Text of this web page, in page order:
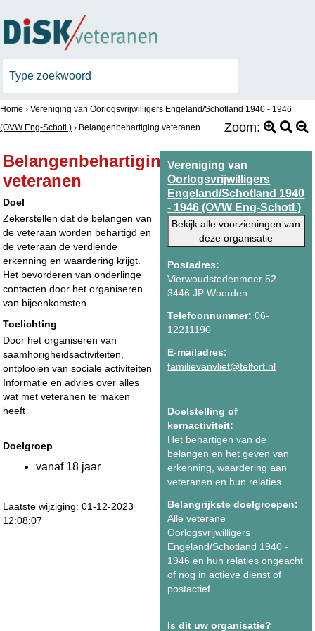
Home › Vereniging van Oorlogsvrijwilligers Engeland/Schotland 1940 - 1946
(OVW Eng-Schotl.) › Belangenbehartiging veteranen Zoom:
Belangenbehartiging
veteranen
Doel
Zekerstellen dat de belangen van
de veteraan worden behartigd en
de veteraan de verdiende
erkenning en waardering krijgt.
Het bevorderen van onderlinge
contacten door het organiseren
van bijeenkomsten.
Toelichting
Door het organiseren van
saamhorigheidsactiviteiten,
ontplooien van sociale activiteiten
Informatie en advies over alles
wat met veteranen te maken
heeft
Doelgroep
vanaf 18 jaar
Laatste wijziging: 01-12-2023
12:08:07
Vereniging van
Oorlogsvrijwilligers
Engeland/Schotland 1940
- 1946 (OVW Eng-Schotl.)
Bekijk alle voorzieningen van
deze organisatie
Postadres:
Vierwoudstedenmeer 52
3446 JP Woerden
Telefoonnummer: 06-
12211190
E-mailadres:
familievanvliet@telfort.nl
Doelstelling of
kernactiviteit:
Het behartigen van de
belangen en het geven van
erkenning, waardering aan
veteranen en hun relaties
Belangrijkste doelgroepen:
Alle veterane
Oorlogsvrijwilligers
Engeland/Schotland 1940 -
1946 en hun relaties ongeacht
of nog in actieve dienst of
postactief
Is dit uw organisatie?